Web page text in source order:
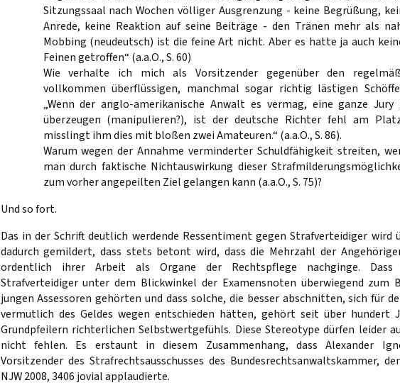
Sitzungssaal nach Wochen völliger Ausgrenzung - keine Begrüßung,
Anrede, keine Reaktion auf seine Beiträge - den Tränen mehr als
Mobbing (neudeutsch) ist die feine Art nicht. Aber es hatte ja auch
Feinen getroffen“ (a.a.O., S. 60)
Wie verhalte ich mich als Vorsitzender gegenüber den
vollkommen überflüssigen, manchmal sogar richtig lästigen
„Wenn der anglo-amerikanische Anwalt es vermag, eine ganze Jury
überzeugen (manipulieren?), ist der deutsche Richter fehl am
misslingt ihm dies mit bloßen zwei Amateuren.“ (a.a.O., S. 86).
Warum wegen der Annahme verminderter Schuldfähigkeit streiten,
man durch faktische Nichtauswirkung dieser
zum vorher angepeilten Ziel gelangen kann (a.a.O., S. 75)?
Und so fort.
Das in der Schrift deutlich werdende Ressentiment gegen Strafverteidiger wird
dadurch gemildert, dass stets betont wird, dass die Mehrzahl der
ordentlich ihrer Arbeit als Organe der Rechtspflege nachginge.
Strafverteidiger unter dem Blickwinkel der Examensnoten überwiegend zum
jungen Assessoren gehörten und dass solche, die besser abschnitten, sich für
vermutlich des Geldes wegen entschieden hätten, gehört seit über hundert
Grundpfeilern richterlichen Selbstwertgefühls. Diese Stereotype dürfen leider
nicht fehlen. Es erstaunt in diesem Zusammenhang, dass Alexander
Vorsitzender des Strafrechtsausschusses des Bundesrechtsanwaltskammer,
NJW 2008, 3406 jovial applaudierte.